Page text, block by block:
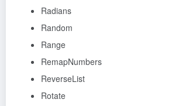
Radians
Random
Range
RemapNumbers
ReverseList
Rotate